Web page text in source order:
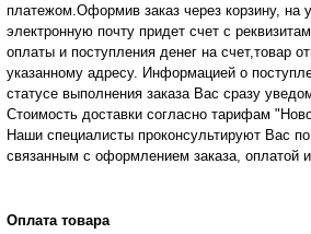
платежом.Оформив заказ через корзину, на
электронную почту придет счет с
оплаты и поступления денег на счет,товар
указанному адресу. Информацией о
статусе выполнения заказа Вас сразу
Стоимость доставки согласно тарифам
Наши специалисты проконсультируют Вас
связанным с оформлением заказа, оплатой и
Оплата товара